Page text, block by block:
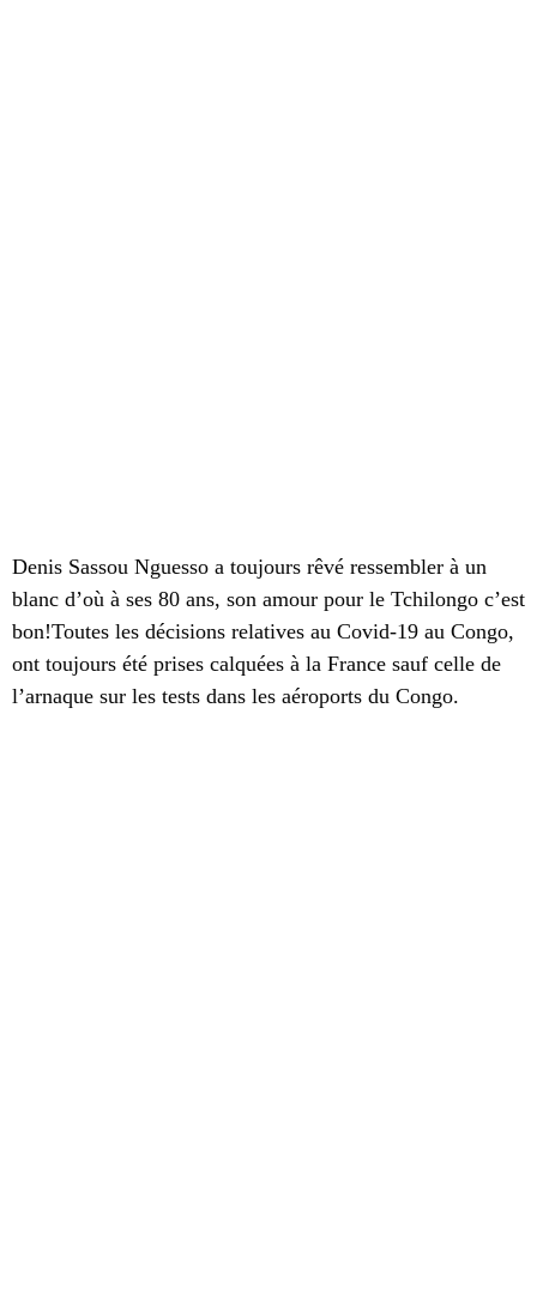
Denis Sassou Nguesso a toujours rêvé ressembler à un
blanc d’où à ses 80 ans, son amour pour le Tchilongo c’est
bon!Toutes les décisions relatives au Covid-19 au Congo,
ont toujours été prises calquées à la France sauf celle de
l’arnaque sur les tests dans les aéroports du Congo.